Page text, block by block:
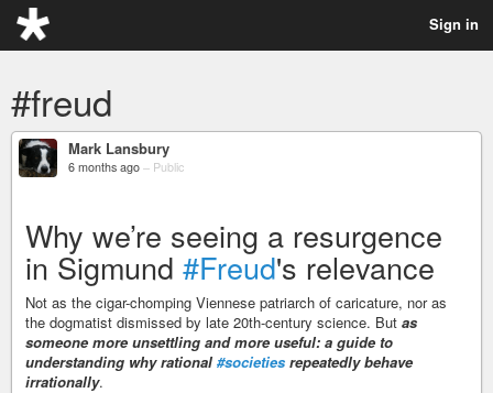
Sign in
#freud
Mark Lansbury
6 months ago – Public
Why we’re seeing a resurgence
in Sigmund #Freud's relevance
Not as the cigar-chomping Viennese patriarch of caricature, nor as
the dogmatist dismissed by late 20th-century science. But as
someone more unsettling and more useful: a guide to
understanding why rational #societies repeatedly behave
irrationally.